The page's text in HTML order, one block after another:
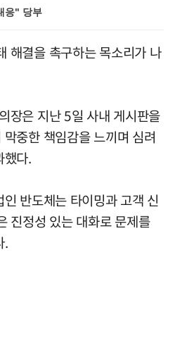
응" 당부
해결을 촉구하는 목소리가 나
장은 지난 5일 사내 게시판을
중한 책임감을 느끼며 심려
했다.
반도체는 타이밍과 고객 신
진정성 있는 대화로 문제를
.